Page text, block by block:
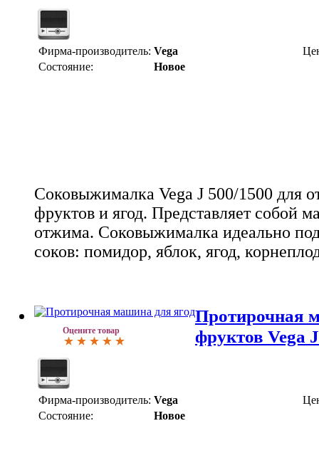
Фирма-производитель: Vega
Состояние:
Новое
Соковыжималка Vega J 500/1500 для
фруктов и ягод. Представляет собой
отжима. Соковыжималка идеально
соков: помидор, яблок, ягод,
Оцените товар
Протирочная
фруктов Vega
Фирма-производитель: Vega
Состояние:
Новое